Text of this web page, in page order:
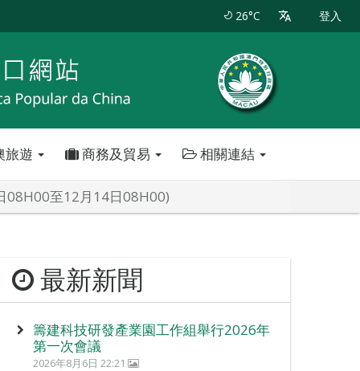
26°C 登入
遊 商務及貿易 相關連結
08H00至12月14日08H00)
最新新聞
籌建科技研發產業園工作組舉行2026年
第一次會議
2026年8月6日 22:21